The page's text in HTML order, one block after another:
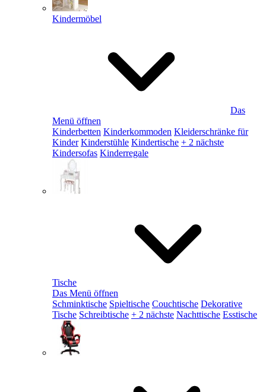
Kindermöbel
Das
Menü öffnen
Kinderbetten Kinderkommoden Kleiderschränke für
Kinder Kinderstühle Kindertische + 2 nächste
Kindersofas Kinderregale
Tische
Das Menü öffnen
Schminktische Spieltische Couchtische Dekorative
Tische Schreibtische + 2 nächste Nachttische Esstische